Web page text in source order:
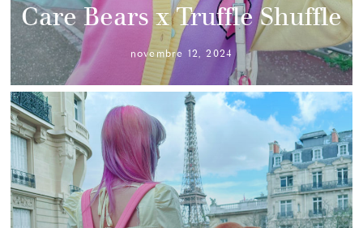
Care Bears x Truffle Shuffle
novembre 12, 2024